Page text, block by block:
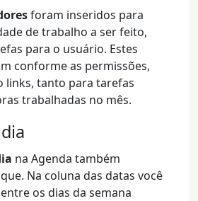
foram inseridos para
de trabalho a ser feito,
para o usuário. Estes
conforme as permissões,
links, tanto para tarefas
trabalhadas no mês.
na Agenda também
Na coluna das datas você
os dias da semana